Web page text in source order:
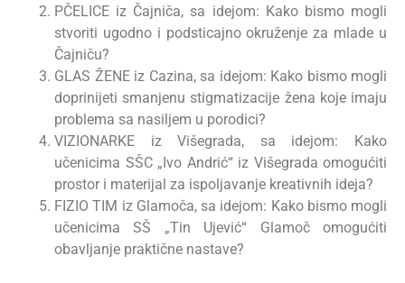
PČELICE iz Čajniča, sa idejom: Kako bismo mogli
stvoriti ugodno i podsticajno okruženje za mlade u
Čajniču?
GLAS ŽENE iz Cazina, sa idejom: Kako bismo mogli
doprinijeti smanjenu stigmatizacije žena koje imaju
problema sa nasiljem u porodici?
VIZIONARKE iz Višegrada, sa idejom: Kako
učenicima SŠC „Ivo Andrić“ iz Višegrada omogućiti
prostor i materijal za ispoljavanje kreativnih ideja?
FIZIO TIM iz Glamoča, sa idejom: Kako bismo mogli
učenicima SŠ „Tin Ujević“ Glamoč omogućiti
obavljanje praktične nastave?